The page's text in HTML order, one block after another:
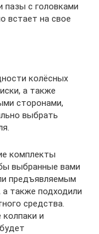
с головками
встает на свое
колёсных
а также
сторонами,
выбрать
комплекты
выбранные вами
предъявляемым
а также подходили
средства.
и